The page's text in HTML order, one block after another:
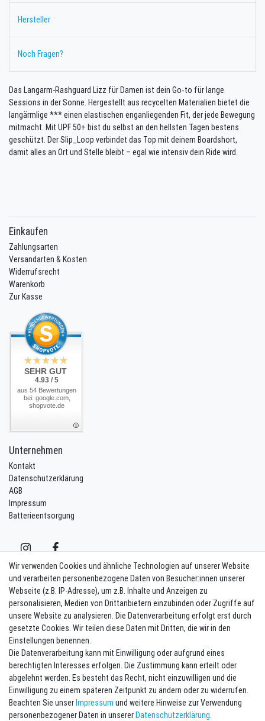
Hersteller
Noch Fragen?
Das Langarm-Rashguard Lizz für Damen ist dein Go‑to für lange
Sessions in der Sonne. Hergestellt aus recycelten Materialien bietet die
langärmlige *** einen elastischen enganliegenden Fit, der jede Bewegung
mitmacht. Mit UPF 50+ bist du selbst an den hellsten Tagen bestens
geschützt. Der Slip_Loop verbindet das Top mit deinem Boardshort,
damit alles an Ort und Stelle bleibt – egal wie intensiv dein Ride wird.
Einkaufen
Zahlungsarten
Versandarten & Kosten
Widerrufsrecht
Warenkorb
Zur Kasse
SEHR GUT
4.93 / 5
aus 54 Bewertungen
bei: google.com,
shopvote.de
Unternehmen
Kontakt
Datenschutzerklärung
AGB
Impressum
Batterieentsorgung
Vertrag widerrufen Kontakt
Newsletter eintragen
Melde Dich an um alle Vorteile zu genießen. Plus 10 EUR Gutschein für
die Newsletteranmeldung, einlösbar ab 75 EUR Warenwert!
E-MAIL **
Newsletter
Honig
Hiermit bestätige ich, dass ich dieDaten­schutz­erklärunggelesen habe. Meine
Einwilligung kann ich jederzeit widerrufen.**
Wir verwenden Cookies und ähnliche Technologien auf unserer Website
und verarbeiten personenbezogene Daten von Besucher:innen unserer
Webseite (z.B. IP-Adresse), um z.B. Inhalte und Anzeigen zu
personalisieren, Medien von Drittanbietern einzubinden oder Zugriffe auf
unsere Website zu analysieren. Die Datenverarbeitung erfolgt erst durch
gesetzte Cookies. Wir teilen diese Daten mit Dritten, die wir in den
Einstellungen benennen.
Die Datenverarbeitung kann mit Einwilligung oder aufgrund eines
berechtigten Interesses erfolgen. Die Zustimmung kann erteilt oder
abgelehnt werden. Es besteht das Recht, nicht einzuwilligen und die
Einwilligung zu einem späteren Zeitpunkt zu ändern oder zu widerrufen.
Beachten Sie unserImpressum und weitere Hinweise zur Verwendung
personenbezogener Daten in unsererDaten­schutz­erklärung.